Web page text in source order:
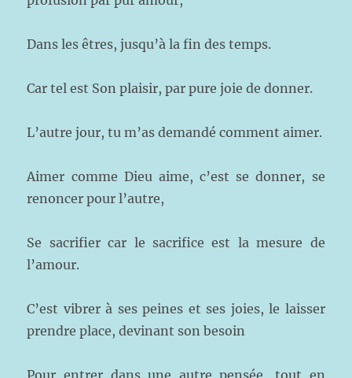
Dans les êtres, jusqu’à la fin des temps.
Car tel est Son plaisir, par pure joie de donner.
L’autre jour, tu m’as demandé comment aimer.
Aimer comme Dieu aime, c’est se donner, se
renoncer pour l’autre,
Se sacrifier car le sacrifice est la mesure de
l’amour.
C’est vibrer à ses peines et ses joies, le laisser
prendre place, devinant son besoin
Pour entrer dans une autre pensée, tout en